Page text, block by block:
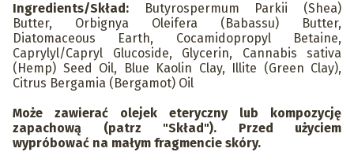
Ingredients/Skład: Butyrospermum Parkii (Shea)
Butter, Orbignya Oleifera (Babassu) Butter,
Diatomaceous Earth, Cocamidopropyl Betaine,
Caprylyl/Capryl Glucoside, Glycerin, Cannabis sativa
(Hemp) Seed Oil, Blue Kaolin Clay, Illite (Green Clay),
Citrus Bergamia (Bergamot) Oil
Może zawierać olejek eteryczny lub kompozycję
zapachową (patrz "Skład"). Przed użyciem
wypróbować na małym fragmencie skóry.